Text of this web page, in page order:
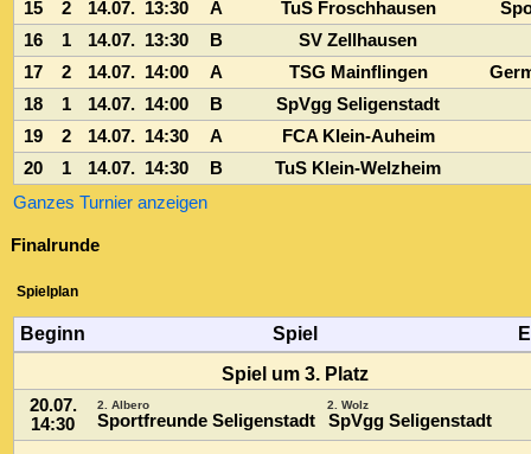
Finalrunde
Spielplan